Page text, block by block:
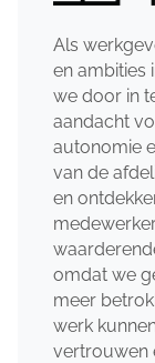
Als
en ambities
we door in
aandacht
autonomie
van de
en
omdat we
meer
werk
vertrouwen